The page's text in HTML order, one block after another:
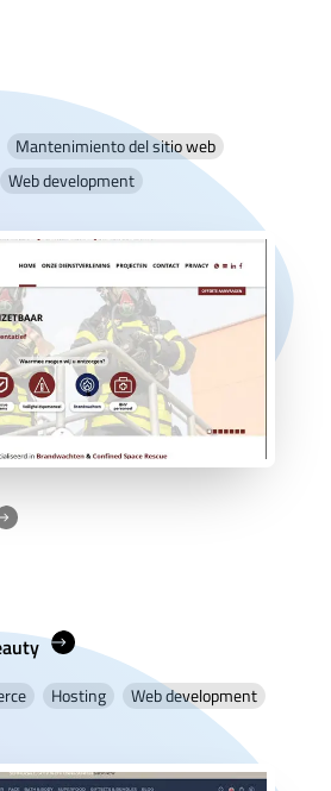
Mantenimiento del sitio web
Web development
Hosting Web development